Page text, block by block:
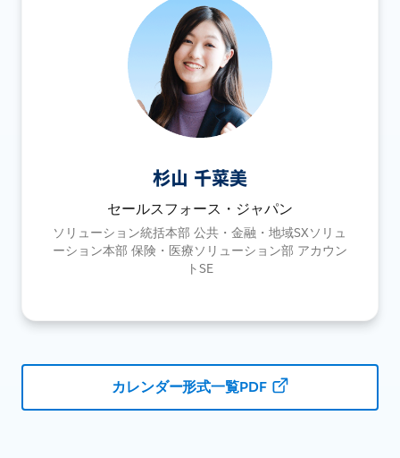
杉山 千菜美
セールスフォース・ジャパン
ソリューション統括本部 公共・金融・地域SXソリュ
ーション本部 保険・医療ソリューション部 アカウン
トSE
カレンダー形式一覧PDF